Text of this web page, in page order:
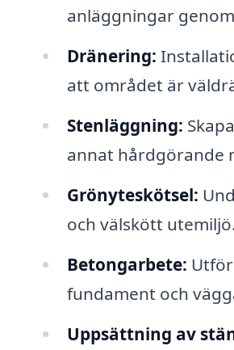
anläggningar
Dränering:
att området är
Stenläggning:
annat hårdgörande
Grönyteskötsel:
och välskött utemiljö.
Betongarbete:
fundament och
Uppsättning av